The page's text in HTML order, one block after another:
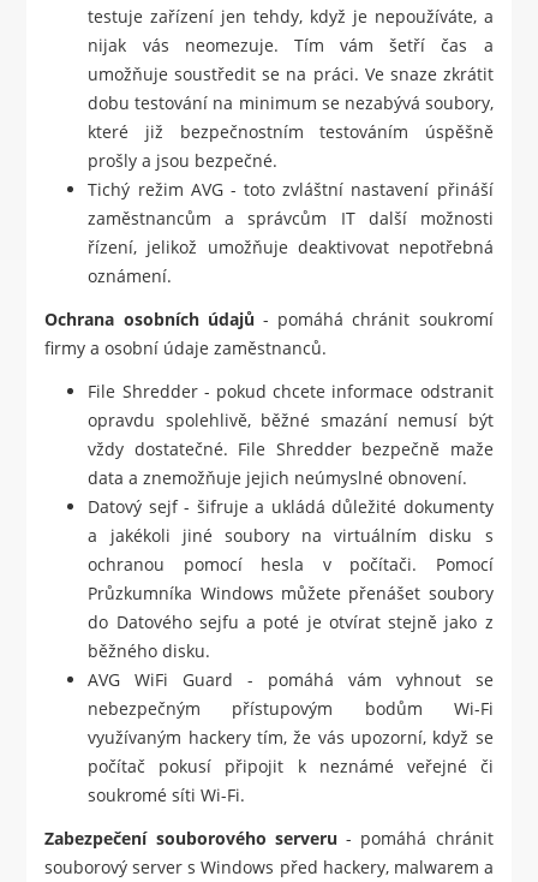
testuje zařízení jen tehdy, když je nepoužíváte, a
nijak vás neomezuje. Tím vám šetří čas a
umožňuje soustředit se na práci. Ve snaze zkrátit
dobu testování na minimum se nezabývá soubory,
které již bezpečnostním testováním úspěšně
prošly a jsou bezpečné.
Tichý režim AVG - toto zvláštní nastavení přináší
zaměstnancům a správcům IT další možnosti
řízení, jelikož umožňuje deaktivovat nepotřebná
oznámení.
Ochrana osobních údajů - pomáhá chránit soukromí
firmy a osobní údaje zaměstnanců.
File Shredder - pokud chcete informace odstranit
opravdu spolehlivě, běžné smazání nemusí být
vždy dostatečné. File Shredder bezpečně maže
data a znemožňuje jejich neúmyslné obnovení.
Datový sejf - šifruje a ukládá důležité dokumenty
a jakékoli jiné soubory na virtuálním disku s
ochranou pomocí hesla v počítači. Pomocí
Průzkumníka Windows můžete přenášet soubory
do Datového sejfu a poté je otvírat stejně jako z
běžného disku.
AVG WiFi Guard - pomáhá vám vyhnout se
nebezpečným přístupovým bodům Wi-Fi
využívaným hackery tím, že vás upozorní, když se
počítač pokusí připojit k neznámé veřejné či
soukromé síti Wi-Fi.
Zabezpečení souborového serveru - pomáhá chránit
souborový server s Windows před hackery, malwarem a